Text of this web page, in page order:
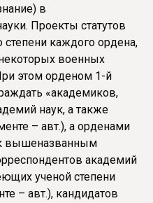
в
Проекты статутов
каждого ордена,
военных
этом орденом 1-й
«академиков,
наук, а также
– авт.), а орденами
вышеназванным
академий
ученой степени
– авт.), кандидатов